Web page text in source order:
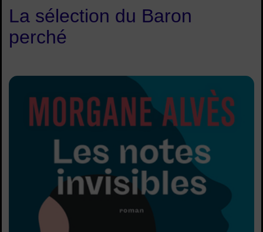
La sélection du Baron
perché